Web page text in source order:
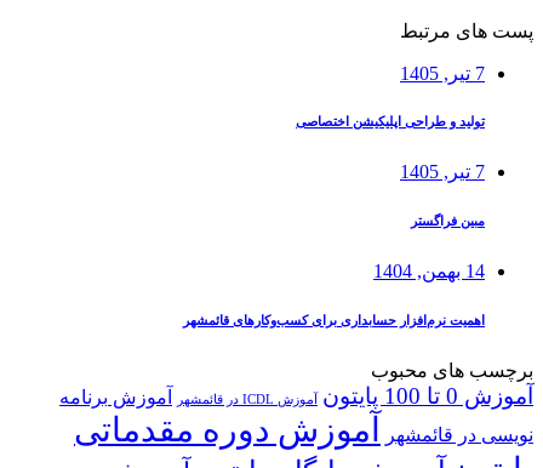
پست های مرتبط
7 تیر, 1405
تولید و طراحی اپلیکیشن اختصاصی
7 تیر, 1405
مبین فراگستر
14 بهمن, 1404
اهمیت نرم‌افزار حسابداری برای کسب‌وکارهای قائمشهر
برچسب های محبوب
آموزش 0 تا 100 پایتون آموزش ICDL در قائمشهر
آموزش برنامه
نویسی در قائمشهر
آموزش دوره مقدماتی